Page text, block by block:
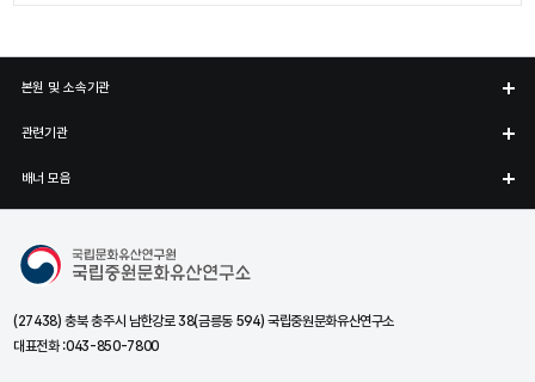
본원 및 소속기관
관련기관
배너 모음
국립중원문화유산연구소
(27438) 충북 충주시 남한강로 38(금릉동 594) 국립중원문화유산연구소
대표전화 :043-850-7800